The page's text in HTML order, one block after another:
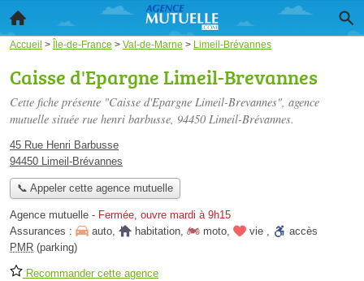
Accueil > Île-de-France > Val-de-Marne > Limeil-Brévannes
Caisse d'Epargne Limeil-Brevannes
Cette fiche présente "Caisse d'Epargne Limeil-Brevannes", agence
mutuelle située rue henri barbusse, 94450 Limeil-Brévannes.
45 Rue Henri Barbusse
94450 Limeil-Brévannes
📞 Appeler cette agence mutuelle
Agence mutuelle - Fermée, ouvre mardi à 9h15
Assurances :
auto, habitation, moto, vie ,
accès
PMR (parking)
Recommander cette agence